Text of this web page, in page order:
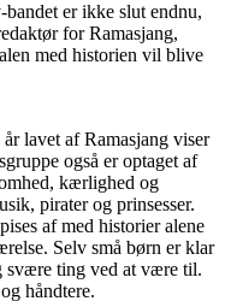
er ikke slut endnu,
for Ramasjang,
med historien vil blive
lavet af Ramasjang viser
også er optaget af
kærlighed og
pirater og prinsesser.
af med historier alene
Selv små børn er klar
svære ting ved at være til.
håndtere.